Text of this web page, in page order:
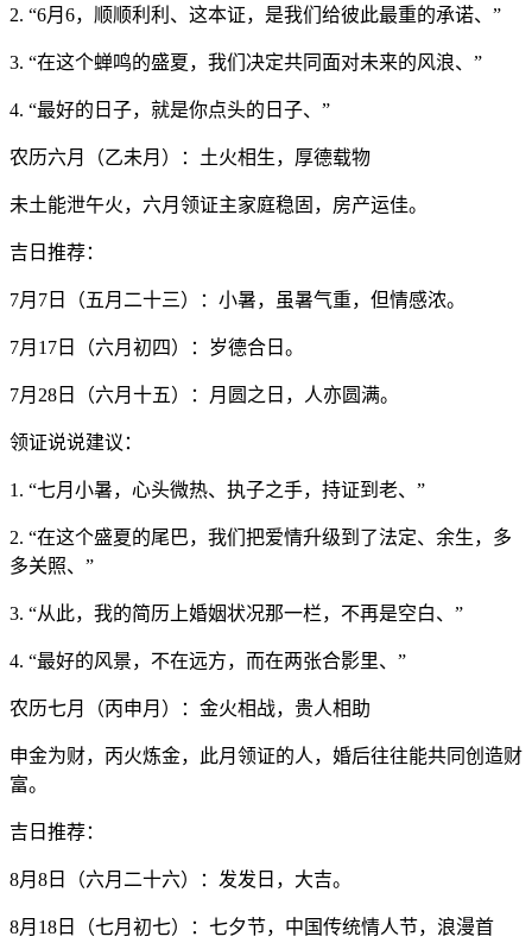
2. “6月6，顺顺利利、这本证，是我们给彼此最重的承诺、”
3. “在这个蝉鸣的盛夏，我们决定共同面对未来的风浪、”
4. “最好的日子，就是你点头的日子、”
农历六月（乙未月）：土火相生，厚德载物
未土能泄午火，六月领证主家庭稳固，房产运佳。
吉日推荐：
7月7日（五月二十三）：小暑，虽暑气重，但情感浓。
7月17日（六月初四）：岁德合日。
7月28日（六月十五）：月圆之日，人亦圆满。
领证说说建议：
1. “七月小暑，心头微热、执子之手，持证到老、”
2. “在这个盛夏的尾巴，我们把爱情升级到了法定、余生，多
多关照、”
3. “从此，我的简历上婚姻状况那一栏，不再是空白、”
4. “最好的风景，不在远方，而在两张合影里、”
农历七月（丙申月）：金火相战，贵人相助
申金为财，丙火炼金，此月领证的人，婚后往往能共同创造财
富。
吉日推荐：
8月8日（六月二十六）：发发日，大吉。
8月18日（七月初七）：七夕节，中国传统情人节，浪漫首